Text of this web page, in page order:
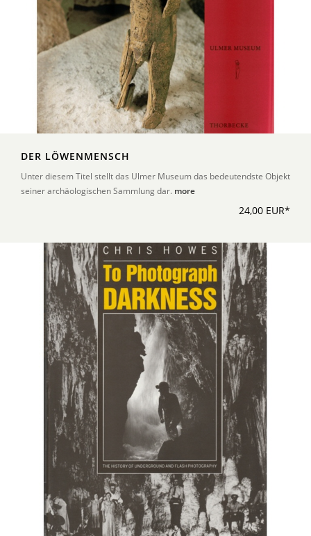
DER LÖWENMENSCH
Unter diesem Titel stellt das Ulmer Museum das bedeutendste Objekt
seiner archäologischen Sammlung dar. more
24,00 EUR*